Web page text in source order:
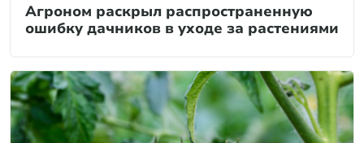
Агроном раскрыл распространенную
ошибку дачников в уходе за растениями